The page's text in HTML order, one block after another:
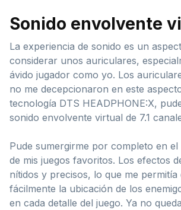
Sonido envolvente
La experiencia de sonido es un
considerar unos auriculares,
ávido jugador como yo. Los
no me decepcionaron en este
tecnología DTS HEADPHONE:X,
sonido envolvente virtual de 7.1
Pude sumergirme por completo en
de mis juegos favoritos. Los efectos
nítidos y precisos, lo que me permitía
fácilmente la ubicación de los
en cada detalle del juego. Ya no